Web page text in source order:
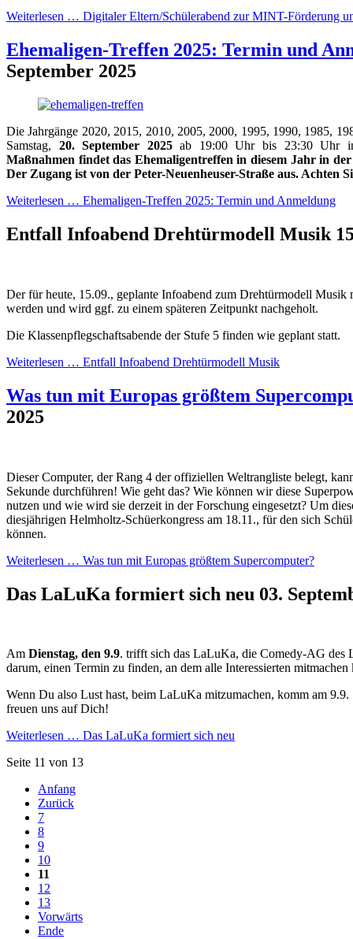
Weiterlesen … Digitaler Eltern/Schülerabend zur MINT-Förderung
Ehemaligen-Treffen 2025: Termin und
September 2025
Die Jahrgänge 2020, 2015, 2010, 2005, 2000, 1995, 1990, 1985,
Samstag, 20. September 2025ab 19:00 Uhr bis 23:30 Uhr
Maßnahmen findet das Ehemaligentreffen in diesem Jahr in
Der Zugang ist von der Peter-Neuenheuser-Straße aus. Achten
Weiterlesen … Ehemaligen-Treffen 2025: Termin und Anmeldung
Entfall Infoabend Drehtürmodell Musik
Der für heute, 15.09., geplante Infoabend zum Drehtürmodell Musik
werden und wird ggf. zu einem späteren Zeitpunkt nachgeholt.
Die Klassenpflegschaftsabende der Stufe 5 finden wie geplant statt.
Weiterlesen … Entfall Infoabend Drehtürmodell Musik
Was tun mit Europas größtem
2025
Dieser Computer, der Rang 4 der offiziellen Weltrangliste belegt,
Sekunde durchführen! Wie geht das? Wie können wir diese
nutzen und wie wird sie derzeit in der Forschung eingesetzt? Um
diesjährigen Helmholtz-Schüerkongress am 18.11., für den sich
können.
Weiterlesen … Was tun mit Europas größtem Supercomputer?
Das LaLuKa formiert sich neu 03.
Am Dienstag, den 9.9. trifft sich das LaLuKa, die Comedy-AG des
darum, einen Termin zu finden, an dem alle Interessierten mitmachen
Wenn Du also Lust hast, beim LaLuKa mitzumachen, komm am
freuen uns auf Dich!
Weiterlesen … Das LaLuKa formiert sich neu
Seite 11 von 13
Anfang
Zurück
7
8
9
10
11
12
13
Vorwärts
Ende